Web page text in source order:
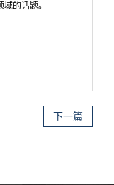
的话题。
下一篇